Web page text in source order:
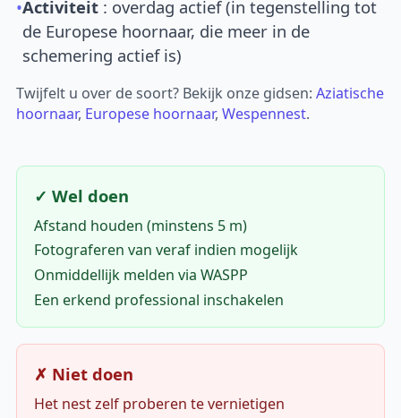
•Activiteit : overdag actief (in tegenstelling tot
de Europese hoornaar, die meer in de
schemering actief is)
Twijfelt u over de soort? Bekijk onze gidsen:Aziatische
hoornaar, Europese hoornaar,Wespennest.
✓ Wel doen
Afstand houden (minstens 5 m)
Fotograferen van veraf indien mogelijk
Onmiddellijk melden via WASPP
Een erkend professional inschakelen
✗ Niet doen
Het nest zelf proberen te vernietigen